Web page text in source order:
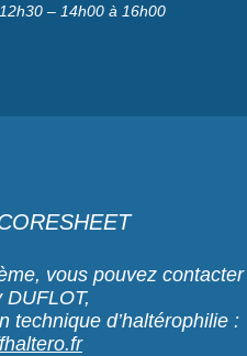
– 14h00 à 16h00
vous pouvez contacter
DUFLOT,
technique d’haltérophilie :